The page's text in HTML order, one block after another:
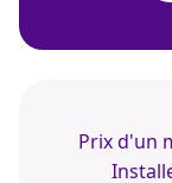
Prix d'un